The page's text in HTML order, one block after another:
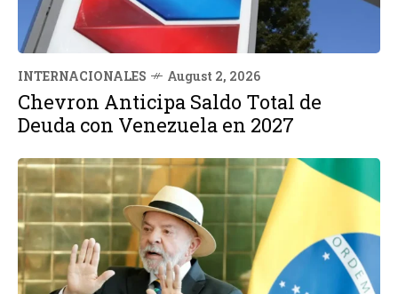
INTERNACIONALES August 2, 2026
Chevron Anticipa Saldo Total de
Deuda con Venezuela en 2027